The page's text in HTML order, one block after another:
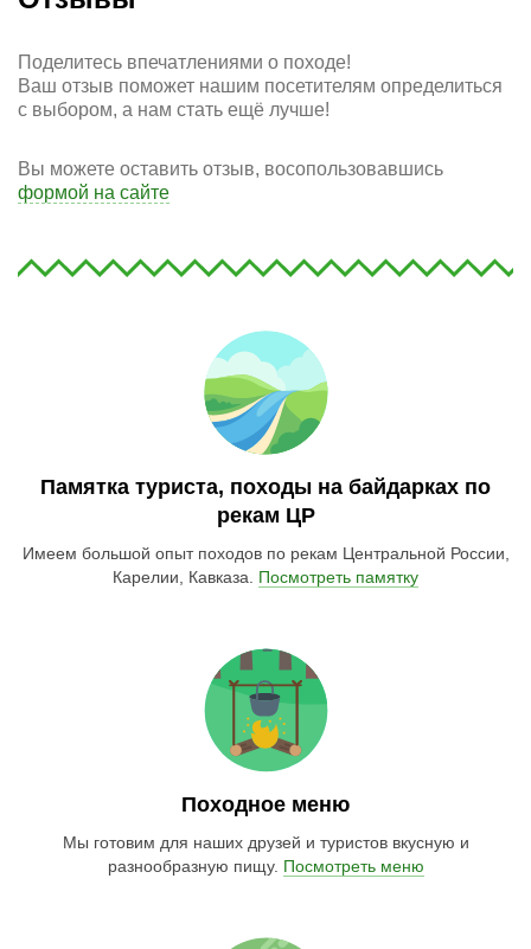
Поделитесь впечатлениями о походе!
Ваш отзыв поможет нашим посетителям определиться
с выбором, а нам стать ещё лучше!
Вы можете оставить отзыв, восопользовавшись
формой на сайте
Памятка туриста, походы на байдарках по
рекам ЦР
Имеем большой опыт походов по рекам Центральной России,
Карелии, Кавказа. Посмотреть памятку
Походное меню
Мы готовим для наших друзей и туристов вкусную и
разнообразную пищу. Посмотреть меню